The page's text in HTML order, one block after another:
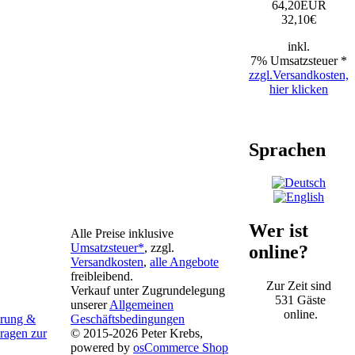
&
zur
64,20EUR
32,10€
inkl.
7% Umsatzsteuer *
zzgl.Versandkosten,
hier klicken
Sprachen
Wer ist
online?
Zur Zeit sind
531 Gäste
online.
Alle Preise inklusive
Umsatzsteuer*, zzgl.
Versandkosten, alle Angebote
freibleibend.
Verkauf unter Zugrundelegung
unsererAllgemeinen
Geschäftsbedingungen
© 2015-2026 Peter Krebs,
powered by osCommerce Shop